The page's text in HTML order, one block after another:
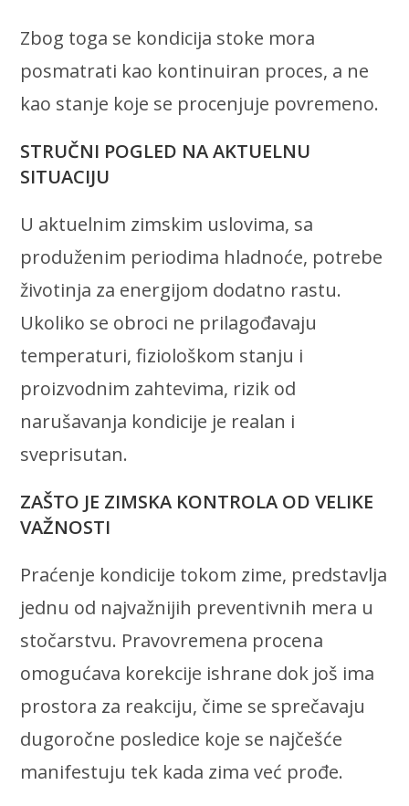
Zbog toga se kondicija stoke mora
posmatrati kao kontinuiran proces, a ne
kao stanje koje se procenjuje povremeno.
STRUČNI POGLED NA AKTUELNU
SITUACIJU
U aktuelnim zimskim uslovima, sa
produženim periodima hladnoće, potrebe
životinja za energijom dodatno rastu.
Ukoliko se obroci ne prilagođavaju
temperaturi, fiziološkom stanju i
proizvodnim zahtevima, rizik od
narušavanja kondicije je realan i
sveprisutan.
ZAŠTO JE ZIMSKA KONTROLA OD VELIKE
VAŽNOSTI
Praćenje kondicije tokom zime, predstavlja
jednu od najvažnijih preventivnih mera u
stočarstvu. Pravovremena procena
omogućava korekcije ishrane dok još ima
prostora za reakciju, čime se sprečavaju
dugoročne posledice koje se najčešće
manifestuju tek kada zima već prođe.